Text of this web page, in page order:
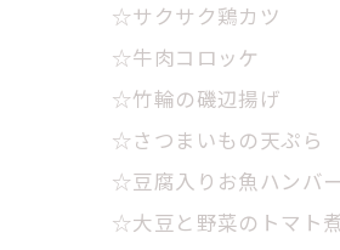
☆サクサク鶏カツ
☆牛肉コロッケ
☆竹輪の磯辺揚げ
☆さつまいもの天ぷら
☆豆腐入りお魚ハンバ
☆大豆と野菜のトマト